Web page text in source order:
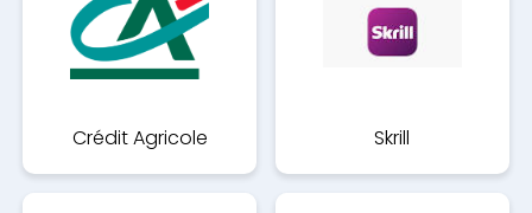
Crédit Agricole Skrill